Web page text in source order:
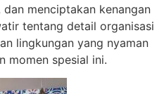
menciptakan kenangan
tentang detail organisasi
lingkungan yang nyaman
momen spesial ini.